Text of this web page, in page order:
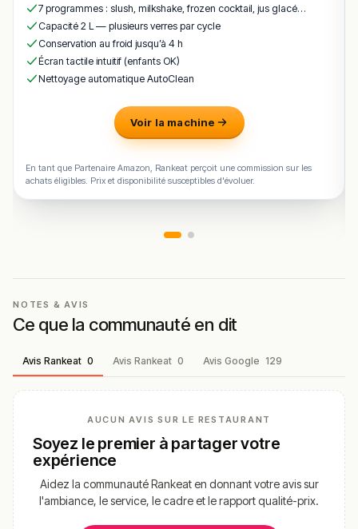
7 programmes : slush, milkshake, frozen cocktail, jus glacé…
Capacité 2 L — plusieurs verres par cycle
Conservation au froid jusqu’à 4 h
Écran tactile intuitif (enfants OK)
Nettoyage automatique AutoClean
Voir la machine
En tant que Partenaire Amazon, Rankeat perçoit une commission sur les
achats éligibles. Prix et disponibilité susceptibles d'évoluer.
NOTES & AVIS
Ce que la communauté en dit
Avis Rankeat 0 Avis Rankeat 0 Avis Google 129
AUCUN AVIS SUR LE RESTAURANT
Soyez le premier à partager votre
expérience
Aidez la communauté Rankeat en donnant votre avis sur
l'ambiance, le service, le cadre et le rapport qualité-prix.